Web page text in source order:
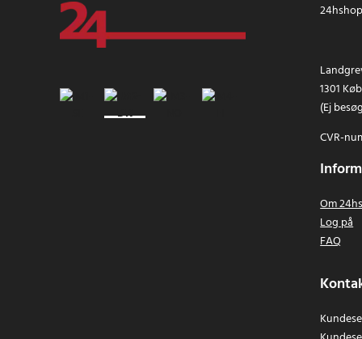
1301
(Ej
CVR-
Om
Log på
FAQ